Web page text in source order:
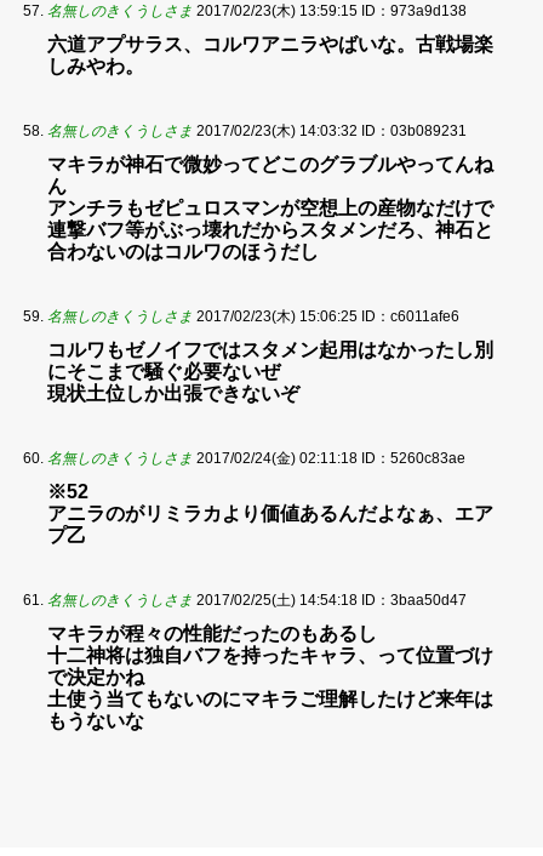
名無しのきくうしさま 2017/02/23(木) 13:59:15 ID：973a9d138
六道アプサラス、コルワアニラやばいな。古戦場楽
しみやわ。
名無しのきくうしさま 2017/02/23(木) 14:03:32 ID：03b089231
マキラが神石で微妙ってどこのグラブルやってんね
ん
アンチラもゼピュロスマンが空想上の産物なだけで
連撃バフ等がぶっ壊れだからスタメンだろ、神石と
合わないのはコルワのほうだし
名無しのきくうしさま 2017/02/23(木) 15:06:25 ID：c6011afe6
コルワもゼノイフではスタメン起用はなかったし別
にそこまで騒ぐ必要ないぜ
現状土位しか出張できないぞ
名無しのきくうしさま 2017/02/24(金) 02:11:18 ID：5260c83ae
※52
アニラのがリミラカより価値あるんだよなぁ、エア
プ乙
名無しのきくうしさま 2017/02/25(土) 14:54:18 ID：3baa50d47
マキラが程々の性能だったのもあるし
十二神将は独自バフを持ったキャラ、って位置づけ
で決定かね
土使う当てもないのにマキラご理解したけど来年は
もうないな